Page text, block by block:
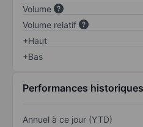
Volume
Volume relatif
+Haut
+Bas
Performances historiques
Annuel à ce jour (YTD)